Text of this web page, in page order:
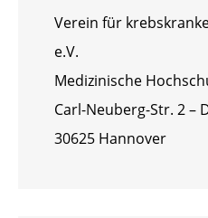
Ver­ein für
e.V.
Me­di­zi­ni­sche
Carl-Neu­berg-Str. 2 –
30625 Han­no­ver